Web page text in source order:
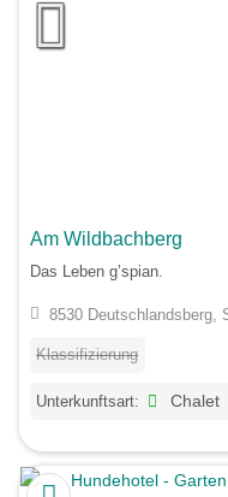
Am Wildbachberg
Das Leben g’spian.
8530 Deutschlandsberg,
Klassifizierung
Unterkunftsart: Chalet